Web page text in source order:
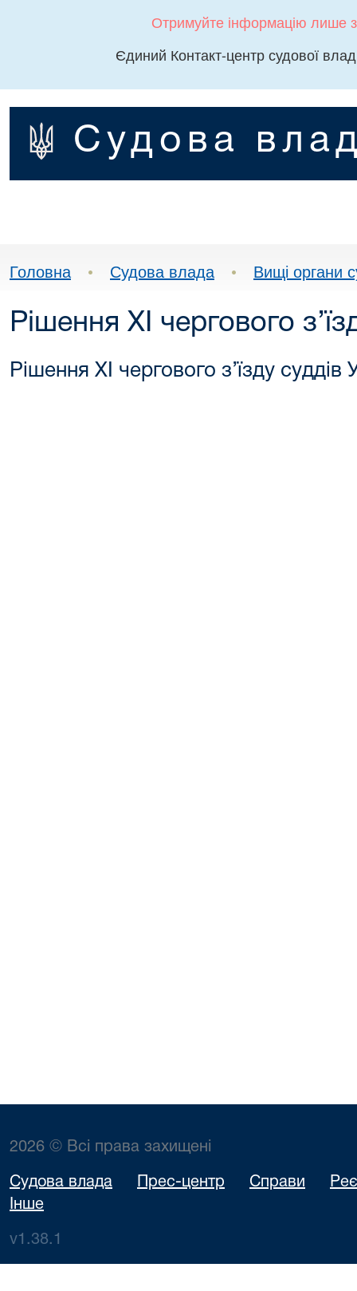
Отримуйте інформацію лише
Єдиний Контакт-центр судової
Судова
Головна • Судова влада • Вищі органи
Рішення XІ чергового
Рішення XІ чергового з’їзду суддів
2026 © Всі права захищені
Судова влада Прес-центр Справи
Інше
v1.38.1